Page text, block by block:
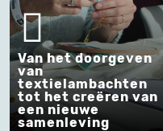
Van het doorgeven
van
textielambachten
tot het creëren van
een nieuwe
samenleving